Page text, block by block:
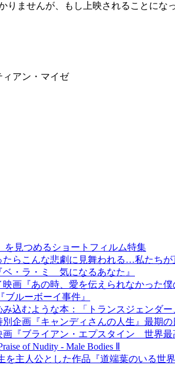
ませんが、もし上映されることにな
ィアン・マイゼ
を見つめるショートフィルム特集
らこんな悲劇に見舞われる…私たち
・ラ・ミ 気になるあなた』
画『あの時、愛を伝えられなかった僕
ルーボーイ事件』
込むような本：「トランスジェンダー
企画『キャンディさんの人生』最期の
『ブライアン・エプスタイン 世界最
of Nudity - Male Bodies Ⅱ
を主人公とした作品『道端葉のいる世